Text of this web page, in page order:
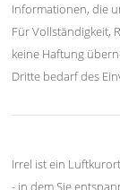
Informationen, die
Für Vollständigkeit,
keine Haftung
Dritte bedarf des
Irrel ist ein
- in dem Sie